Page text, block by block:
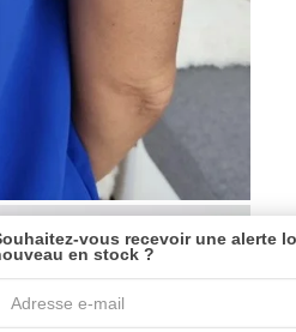
vous recevoir une alerte
en stock ?